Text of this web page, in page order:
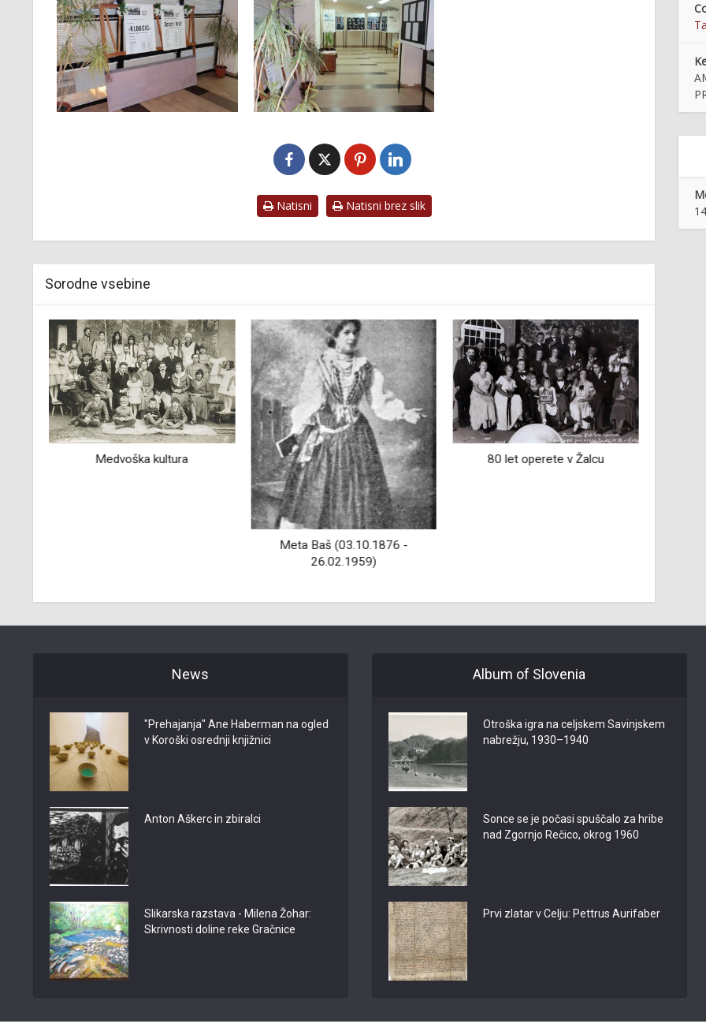
Natisni Natisni brez slik
Sorodne vsebine
Medvoška kultura
Meta Baš (03.10.1876 -
26.02.1959)
80 let operete v Žalcu
News
"Prehajanja" Ane Haberman na ogled
v Koroški osrednji knjižnici
Anton Aškerc in zbiralci
Slikarska razstava - Milena Žohar:
Skrivnosti doline reke Gračnice
Album of Slovenia
Otroška igra na celjskem Savinjskem
nabrežju, 1930–1940
Sonce se je počasi spuščalo za hribe
nad Zgornjo Rečico, okrog 1960
Prvi zlatar v Celju: Pettrus Aurifaber